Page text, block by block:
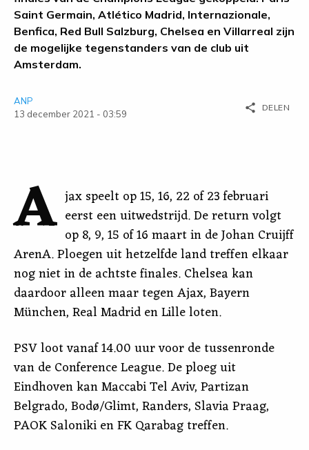
Saint Germain, Atlético Madrid, Internazionale,
Benfica, Red Bull Salzburg, Chelsea en Villarreal zijn
de mogelijke tegenstanders van de club uit
Amsterdam.
ANP
13 december 2021 - 03:59
share DELEN
A jax speelt op 15, 16, 22 of 23 februari
eerst een uitwedstrijd. De return volgt
op 8, 9, 15 of 16 maart in de Johan Cruijff
ArenA. Ploegen uit hetzelfde land treffen elkaar
nog niet in de achtste finales. Chelsea kan
daardoor alleen maar tegen Ajax, Bayern
München, Real Madrid en Lille loten.
PSV loot vanaf 14.00 uur voor de tussenronde
van de Conference League. De ploeg uit
Eindhoven kan Maccabi Tel Aviv, Partizan
Belgrado, Bodø/Glimt, Randers, Slavia Praag,
PAOK Saloniki en FK Qarabag treffen.